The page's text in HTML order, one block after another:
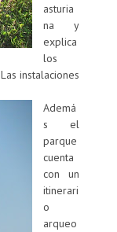
asturia
na y
explica
los
Las instalaciones
Ademá
s el
parque
cuenta
con un
itinerari
o
arqueo